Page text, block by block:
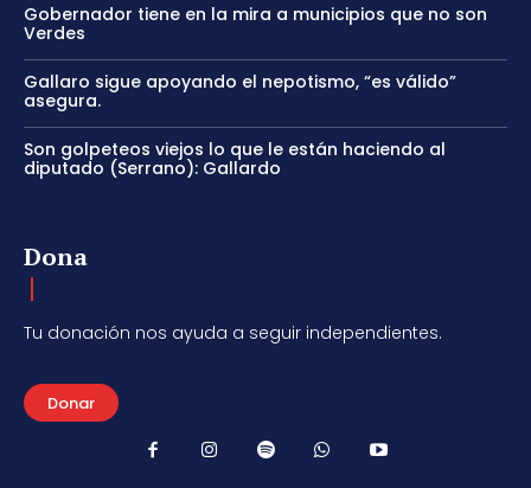
Gobernador tiene en la mira a municipios que no son
Verdes
Gallaro sigue apoyando el nepotismo, “es válido”
asegura.
Son golpeteos viejos lo que le están haciendo al
diputado (Serrano): Gallardo
Dona
Tu donación nos ayuda a seguir independientes.
Donar